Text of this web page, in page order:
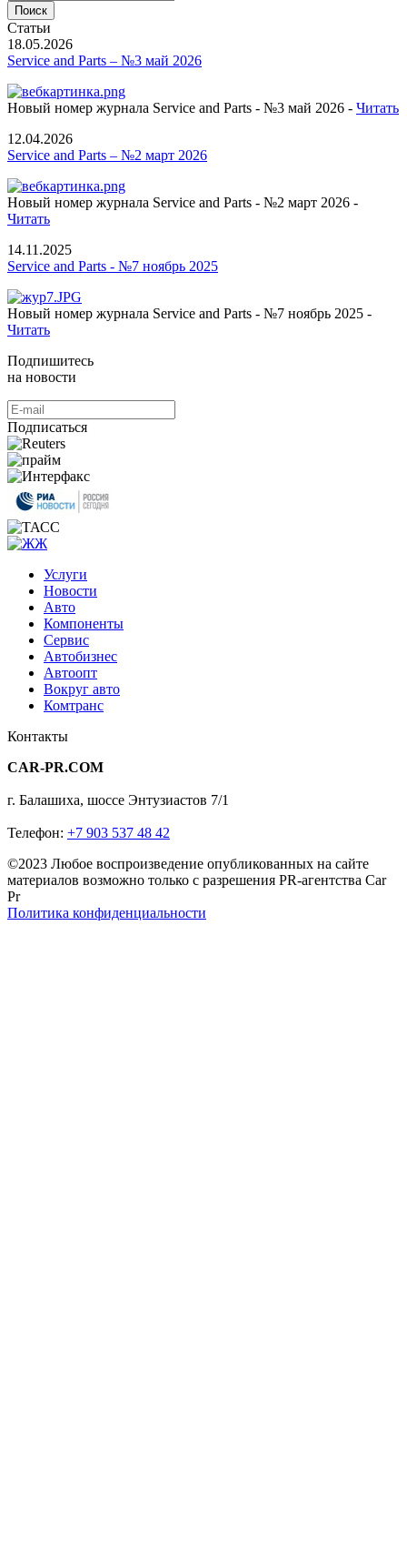
Статьи
18.05.2026
Service and Parts – №3 май 2026
Новый номер журнала Service and Parts - №3 май 2026 - Читать
12.04.2026
Service and Parts – №2 март 2026
Новый номер журнала Service and Parts - №2 март 2026 -
Читать
14.11.2025
Service and Parts - №7 ноябрь 2025
Новый номер журнала Service and Parts - №7 ноябрь 2025 -
Читать
Подпишитесь
на новости
Подписаться
Услуги
Новости
Авто
Компоненты
Сервис
Автобизнес
Автоопт
Вокруг авто
Комтранс
Контакты
CAR-PR.COM
г. Балашиха, шоссе Энтузиастов 7/1
Телефон: +7 903 537 48 42
©2023 Любое воспроизведение опубликованных на сайте
материалов возможно только с разрешения PR-агентства Car
Pr
Политика конфиденциальности